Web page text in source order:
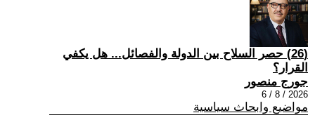
(26) حصر السلاح بين الدولة والفصائل... هل يكفي
القرار؟
جورج منصور
2026 / 8 / 6
مواضيع وابحاث سياسية